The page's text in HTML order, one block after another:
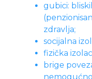
gubici:
zdravlja;
socijalna
fizička
brige